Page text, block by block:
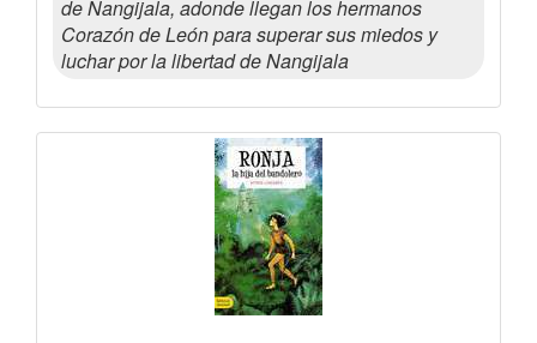
de Nangijala, adonde llegan los hermanos
Corazón de León para superar sus miedos y
luchar por la libertad de Nangijala